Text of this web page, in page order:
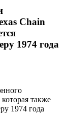
Chain
1974 года
также
1974 года